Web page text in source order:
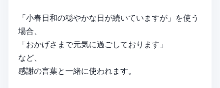
「小春日和の穏やかな日が続いていますが」を使う
場合、
「おかげさまで元気に過ごしております」
など、
感謝の言葉と一緒に使われます。